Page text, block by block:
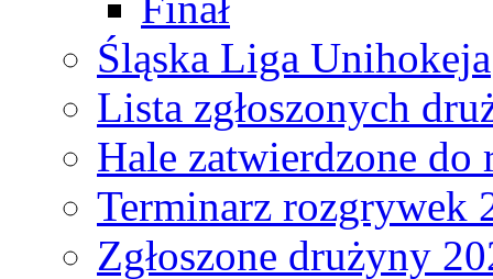
Śląska Liga Unihokeja
Lista zgłoszonych
Hale zatwierdzone do
Terminarz rozgrywek
Zgłoszone drużyny